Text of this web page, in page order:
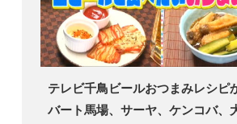
テレビ千鳥ビールおつまみレシピ
バート馬場、サーヤ、ケンコバ、